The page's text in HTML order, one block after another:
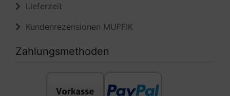
Lieferzeit
Kundenrezensionen MUFFIK
Zahlungsmethoden